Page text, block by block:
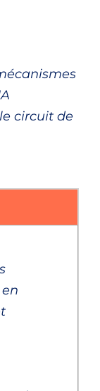
circuit de